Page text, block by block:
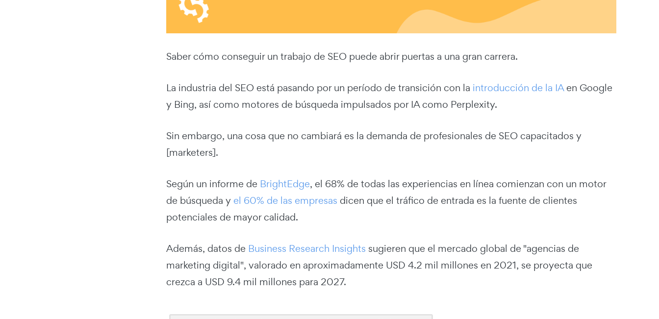
Saber cómo conseguir un trabajo de SEO puede abrir puertas a una gran carrera.
La industria del SEO está pasando por un período de transición con la introducción de la IAen Google
y Bing, así como motores de búsqueda impulsados por IA como Perplexity.
Sin embargo, una cosa que no cambiará es la demanda de profesionales de SEO capacitados y
[marketers].
Según un informe de BrightEdge, el 68% de todas las experiencias en línea comienzan con un motor
de búsqueda y el 60% de las empresas dicen que el tráfico de entrada es la fuente de clientes
potenciales de mayor calidad.
Además, datos de Business Research Insights sugieren que el mercado global de "agencias de
marketing digital", valorado en aproximadamente USD 4.2 mil millones en 2021, se proyecta que
crezca a USD 9.4 mil millones para 2027.